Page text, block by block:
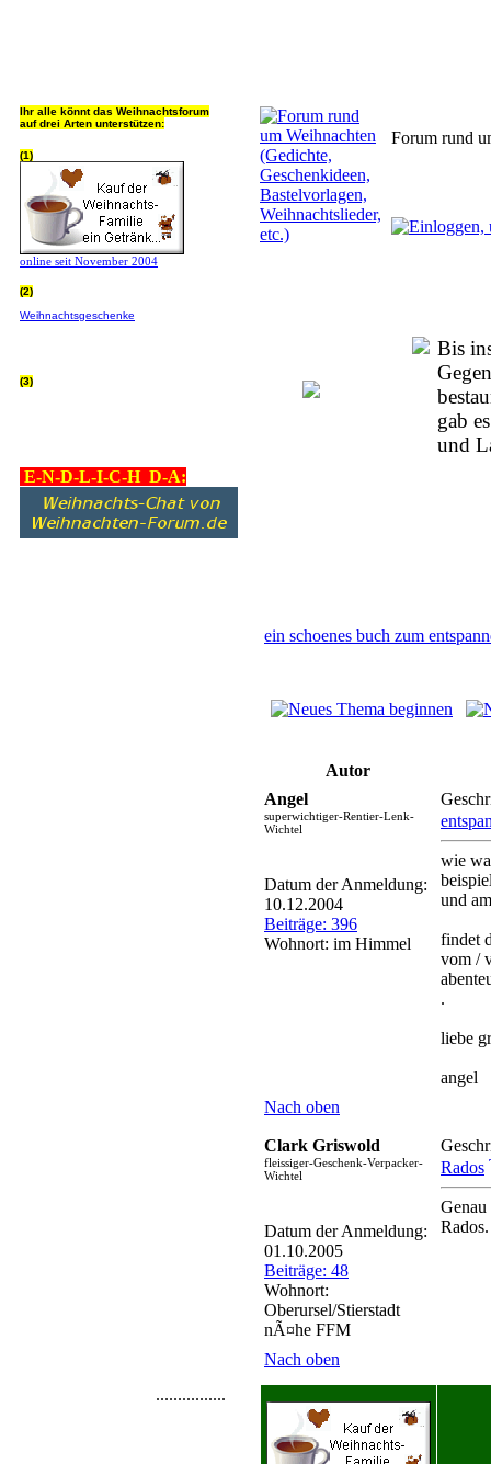
Ihr alle könnt das Weihnachtsforum
auf drei Arten unterstützen:
(1)
online seit November 2004
(2)
Weihnachtsgeschenke
(3)
E-N-D-L-I-C-H D-A:
................
Forum rund
Bis
gab
und
ein schoenes buch zum
Autor
Angel
superwichtiger-Rentier-Lenk-
Wichtel
Datum der Anmeldung:
10.12.2004
Beiträge: 396
Wohnort: im Himmel
wie
und
findet
vom /
.
liebe
angel
Nach oben
Clark Griswold
fleissiger-Geschenk-Verpacker-
Wichtel
Datum der Anmeldung:
01.10.2005
Beiträge: 48
Wohnort:
Oberursel/Stierstadt
nÃ¤he FFM
Rados
Nach oben